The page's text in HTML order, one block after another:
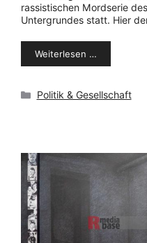
rassistischen Mordserie
Untergrundes statt. Hier
Weiterlesen …
Kategorien
Politik & Gesellschaft